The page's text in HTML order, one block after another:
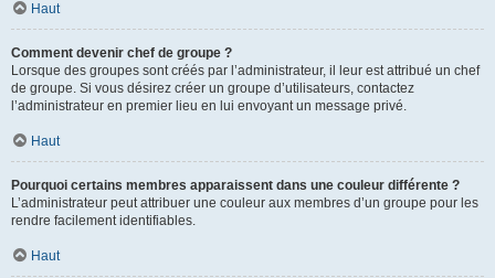
Haut
Comment devenir chef de groupe ?
Lorsque des groupes sont créés par l’administrateur, il leur est attribué un chef
de groupe. Si vous désirez créer un groupe d’utilisateurs, contactez
l’administrateur en premier lieu en lui envoyant un message privé.
Haut
Pourquoi certains membres apparaissent dans une couleur différente ?
L’administrateur peut attribuer une couleur aux membres d’un groupe pour les
rendre facilement identifiables.
Haut